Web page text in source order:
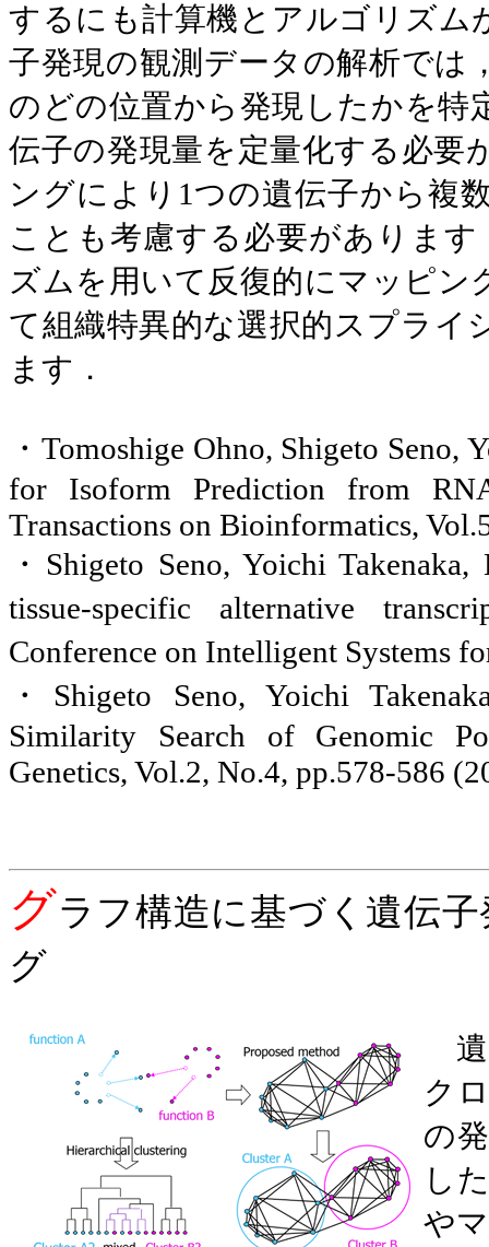
するにも計算機とアルゴリズム
子発現の観測データの解析では
のどの位置から発現したかを特
伝子の発現量を定量化する必要
ングにより 1 つの遺伝子から複
ことも考慮する必要がありま
ズムを用いて反復的にマッピン
て組織特異的な選択的スプライ
ます．
・ Tomoshige Ohno, Shigeto Seno,
for Isoform Prediction from
Transactions on Bioinformatics,
・ Shigeto Seno, Yoichi
tissue-specific alternative
Conference on Intelligent Systems
・ Shigeto Seno, Yoichi
Similarity Search of Genomic
Genetics, Vol.2, No.4, pp.578-586
グラフ構造に基づく遺伝
グ
遺
ク
の
し
や